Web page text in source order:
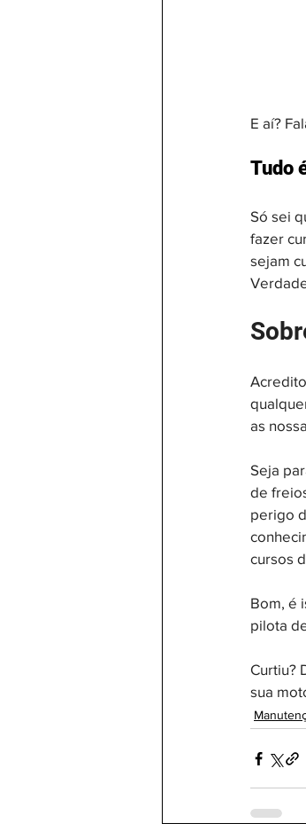
E aí?
Tudo
Só sei
fazer
sejam
as
Seja
de
perigo
cursos
Bom, é
pilota
Curtiu?
sua